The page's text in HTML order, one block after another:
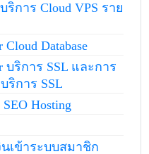
การ Cloud VPS ราย
Database
บริการ SSL และการ
ริการ SSL
Hosting
เข้าระบบสมาชิก